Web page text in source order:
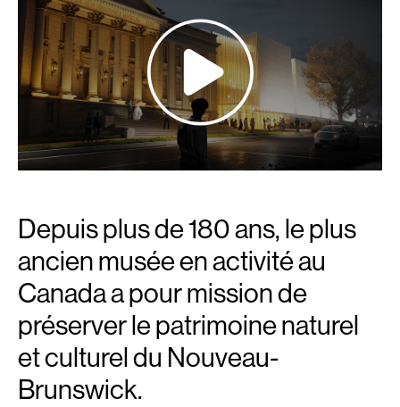
Depuis plus de 180 ans, le plus
ancien musée en activité au
Canada a pour mission de
préserver le patrimoine naturel
et culturel du Nouveau-
Brunswick.